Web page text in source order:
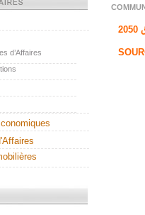
d’Affaires